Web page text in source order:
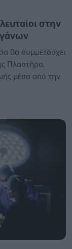
στην
θα συμμετάσχει
Πλαστήρα,
μέσα από την